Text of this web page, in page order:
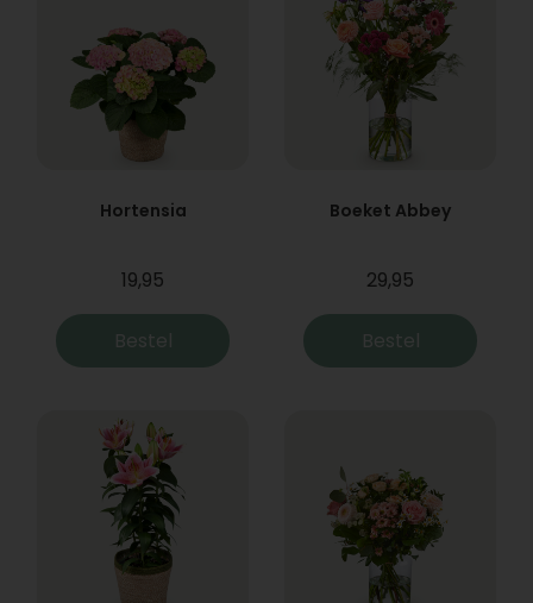
Hortensia
19,95
Bestel
Boeket Abbey
29,95
Bestel